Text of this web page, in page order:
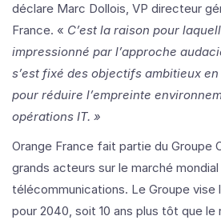
déclare Marc Dollois, VP directeur
France. « C’est la raison pour
impressionné par l’approche
s’est fixé des objectifs ambitieux
pour réduire l’empreinte
opérations IT. »
Orange France fait partie du Groupe
grands acteurs sur le marché
télécommunications. Le Groupe vise
pour 2040, soit 10 ans plus tôt que